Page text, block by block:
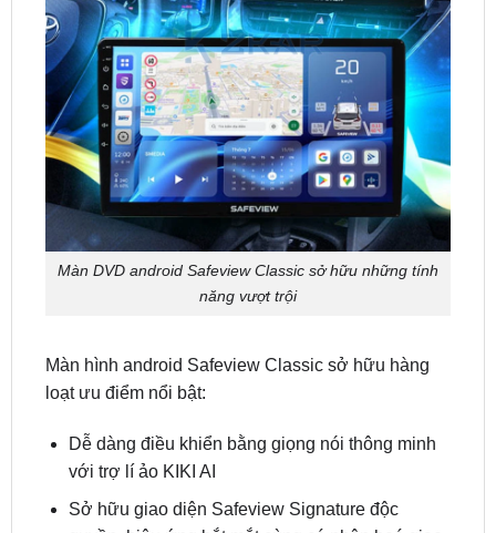
Màn DVD android Safeview Classic sở hữu những tính
năng vượt trội
Màn hình android Safeview Classic sở hữu hàng
Dễ dàng điều khiển bằng giọng nói thông minh
Sở hữu giao diện Safeview Signature độc
quyền, hiệu ứng bắt mắt cùng cá nhân hoá giao
diện người dùng độc đáo.